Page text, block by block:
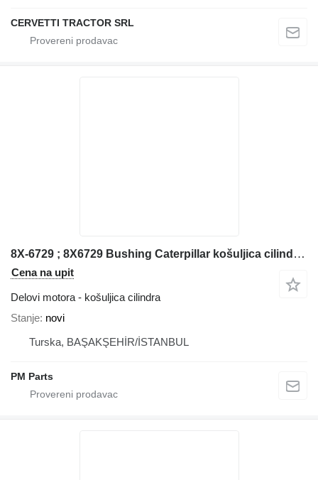
CERVETTI TRACTOR SRL
8X-6729 ; 8X6729 Bushing Caterpillar košuljica cilindra za Caterpillar građevinske mašine
Cena na upit
Delovi motora - košuljica cilindra
Stanje novi
Turska, BAŞAKŞEHİR/İSTANBUL
PM Parts